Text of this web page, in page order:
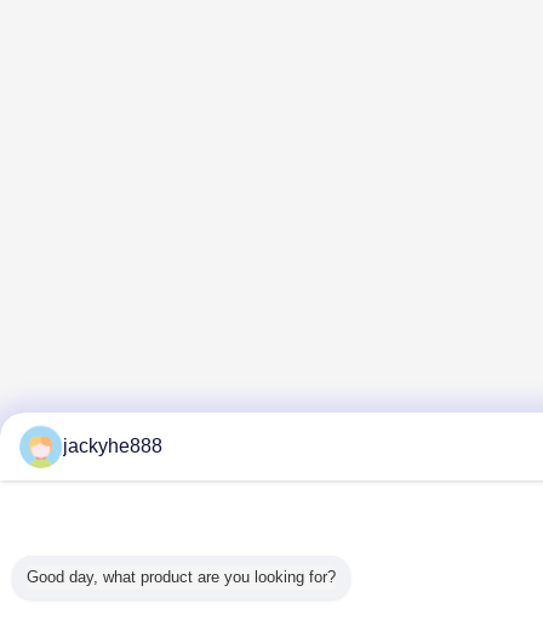
jackyhe888
Good day, what product are you looking for?